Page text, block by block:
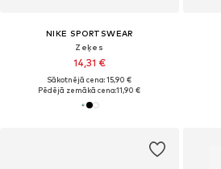
NIKE SPORTSWEAR
Zeķes
14,31 €
Sākotnējā cena: 15,90 €
Pēdējā zemākā cena:11,90 €